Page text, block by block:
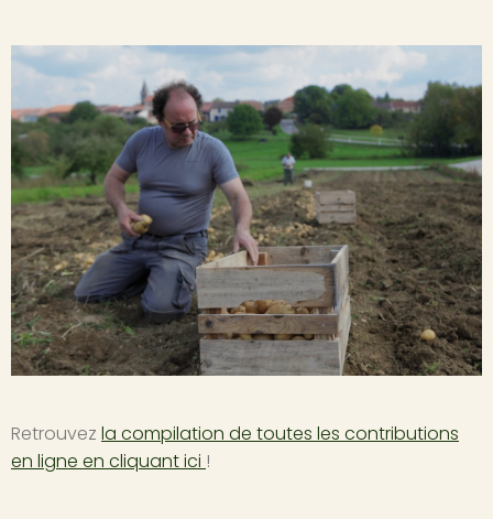
Retrouvez la compilation de toutes les contributions
en ligne en cliquant ici !